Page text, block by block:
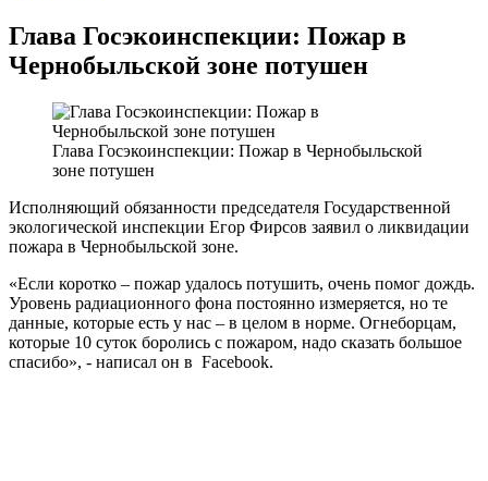
Глава Госэкоинспекции: Пожар в
Чернобыльской зоне потушен
Глава Госэкоинспекции: Пожар в Чернобыльской
зоне потушен
Исполняющий обязанности председателя Государственной
экологической инспекции Егор Фирсов заявил о ликвидации
пожара в Чернобыльской зоне.
«Если коротко – пожар удалось потушить, очень помог дождь.
Уровень радиационного фона постоянно измеряется, но те
данные, которые есть у нас – в целом в норме. Огнеборцам,
которые 10 суток боролись с пожаром, надо сказать большое
спасибо», - написал он в Facebook.